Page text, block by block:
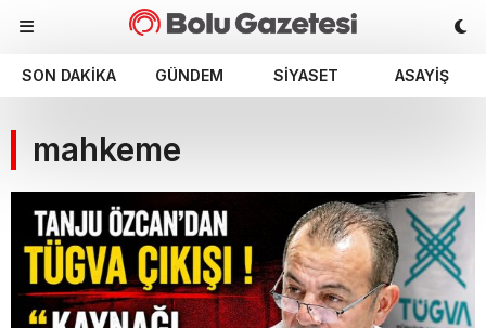
SON DAKIKA GÜNDEM SIYASET ASAYIŞ
mahkeme